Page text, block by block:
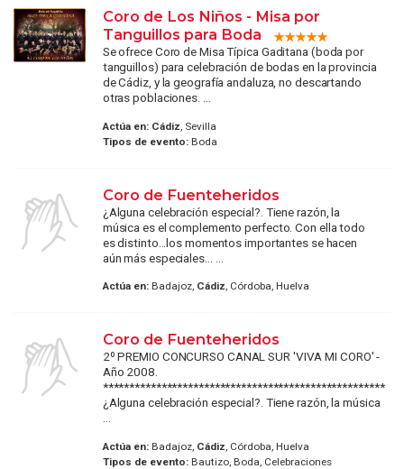
Coro de Los Niños - Misa por
Tanguillos para Boda
Se ofrece Coro de Misa Típica Gaditana (boda por
tanguillos) para celebración de bodas en la provincia
de Cádiz, y la geografía andaluza, no descartando
otras poblaciones. ...
Actúa en: Cádiz, Sevilla
Tipos de evento:Boda
Coro de Fuenteheridos
¿Alguna celebración especial?. Tiene razón, la
música es el complemento perfecto. Con ella todo
es distinto...los momentos importantes se hacen
aún más especiales… ...
Actúa en:Badajoz, Cádiz, Córdoba, Huelva
Coro de Fuenteheridos
2º PREMIO CONCURSO CANAL SUR 'VIVA MI CORO' -
Año 2008.
*****************************************************
¿Alguna celebración especial?. Tiene razón, la música
...
Actúa en:Badajoz, Cádiz , Córdoba, Huelva
Tipos de evento:Bautizo, Boda, Celebraciones